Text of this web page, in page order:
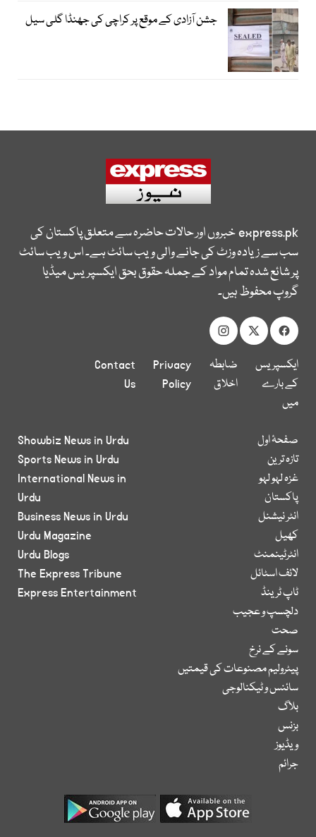
جشن آزادی کے موقع پر کراچی کی جھنڈا گلی سیل
express.pkخبروں اور حالات حاضرہ سے متعلق پاکستان کی
سب سے زیادہ وزٹ کی جانے والی ویب سائٹ ہے۔ اس ویب سائٹ
پر شائع شدہ تمام مواد کے جملہ حقوق بحق ایکسپریس میڈیا
گروپ محفوظ ہیں۔
ایکسپریس
کے بارے
میں
ضابطہ
اخلاق
Privacy
Policy
Contact
Us
صفحۂ اول
تازہ ترین
غزہ لہو لہو
پاکستان
انٹر نیشنل
کھیل
انٹرٹینمنٹ
لائف اسٹائل
ٹاپ ٹرینڈ
دلچسپ و عجیب
صحت
سونے کے نرخ
پیٹرولیم مصنوعات کی قیمتیں
سائنس و ٹیکنالوجی
بلاگ
بزنس
ویڈیوز
جرائم
Showbiz News in Urdu
Sports News in Urdu
International News in
Urdu
Business News in Urdu
Urdu Magazine
Urdu Blogs
The Express Tribune
Express Entertainment